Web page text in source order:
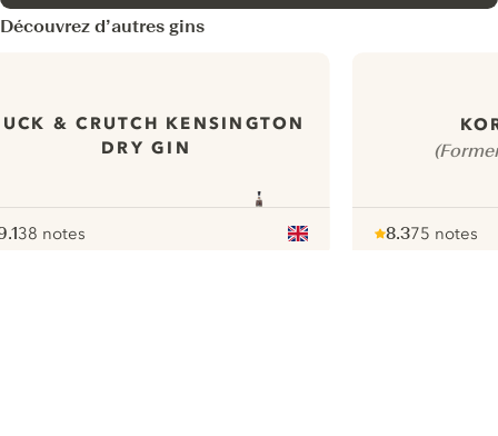
Découvrez d’autres gins
& CRUTCH KENSINGTON
DRY GIN
38 notes
8.375 notes